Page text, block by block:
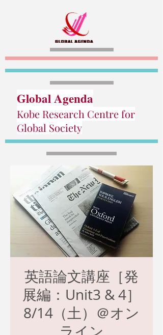
Global Agenda
Kobe Research Centre for
Global Society
英語論文講座［発
展編：Unit3 & 4］
8/14（土）＠オン
ライン